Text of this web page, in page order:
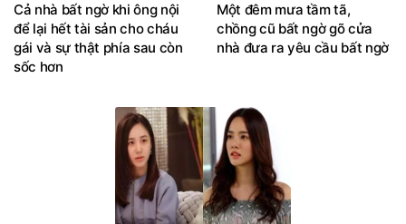
Cả nhà bất ngờ khi ông nội
để lại hết tài sản cho cháu
gái và sự thật phía sau còn
sốc hơn
Một đêm mưa tầm tã,
chồng cũ bất ngờ gõ cửa
nhà đưa ra yêu cầu bất ngờ